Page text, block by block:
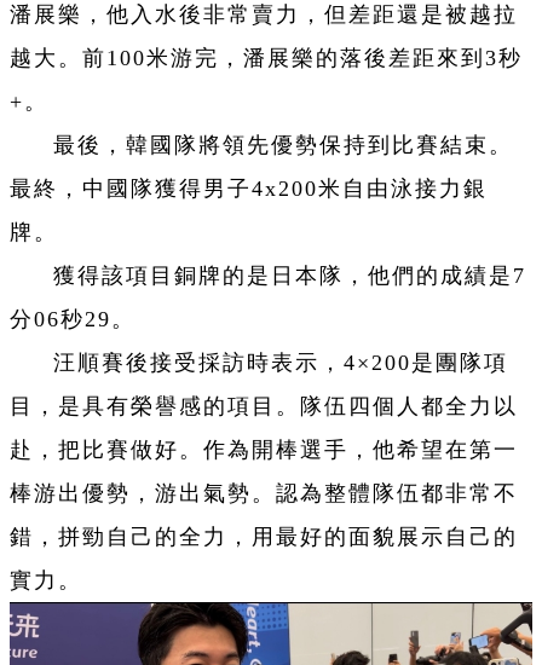
潘展樂，他入水後非常賣力，但差距還是被越拉
越大。前100米游完，潘展樂的落後差距來到3秒
+。
最後，韓國隊將領先優勢保持到比賽結束。
最終，中國隊獲得男子4x200米自由泳接力銀
牌。
獲得該項目銅牌的是日本隊，他們的成績是7
分06秒29。
汪順賽後接受採訪時表示，4×200是團隊項
目，是具有榮譽感的項目。隊伍四個人都全力以
赴，把比賽做好。作為開棒選手，他希望在第一
棒游出優勢，游出氣勢。認為整體隊伍都非常不
錯，拼勁自己的全力，用最好的面貌展示自己的
實力。